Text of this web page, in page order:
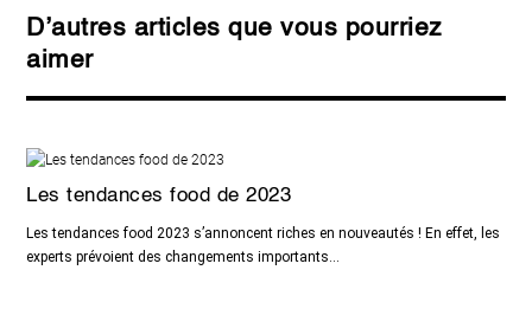
D’autres articles que vous pourriez
aimer
Les tendances food de 2023
Les tendances food 2023 s’annoncent riches en nouveautés ! En effet, les
experts prévoient des changements importants...